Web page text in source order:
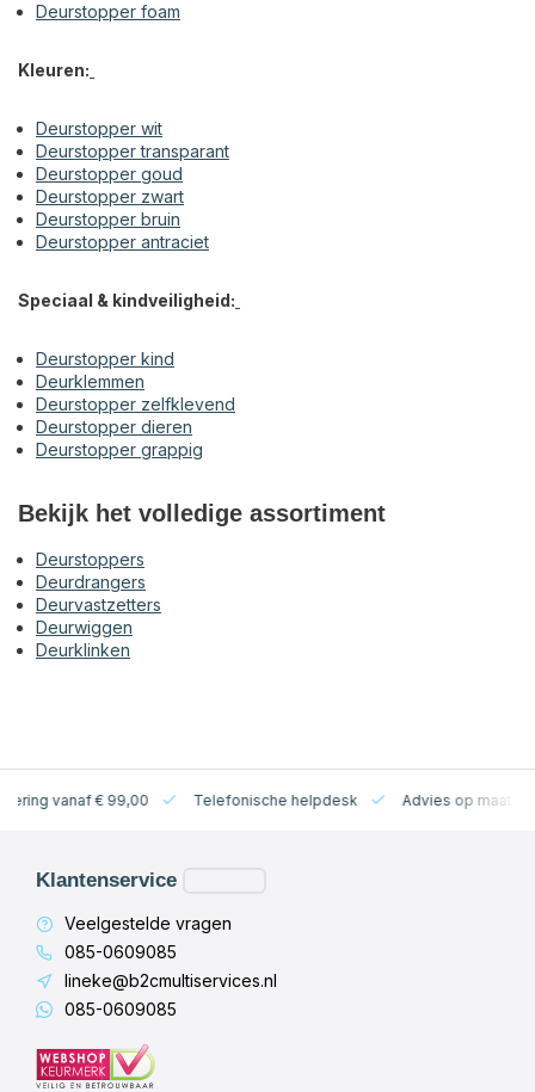
Deurstopper foam
Kleuren:
Deurstopper wit
Deurstopper transparant
Deurstopper goud
Deurstopper zwart
Deurstopper bruin
Deurstopper antraciet
Speciaal & kindveiligheid:
Deurstopper kind
Deurklemmen
Deurstopper zelfklevend
Deurstopper dieren
Deurstopper grappig
Bekijk het volledige assortiment
Deurstoppers
Deurdrangers
Deurvastzetters
Deurwiggen
Deurklinken
vanaf € 99,00 Telefonische helpdesk Advies op maat
Klantenservice
Veelgestelde vragen
085-0609085
lineke@b2cmultiservices.nl
085-0609085